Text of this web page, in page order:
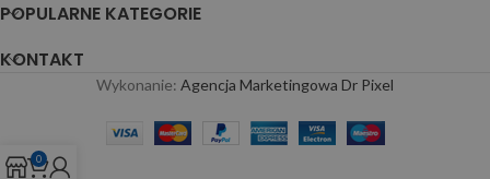
POPULARNE KATEGORIE
KONTAKT
Wykonanie: Agencja Marketingowa Dr Pixel
0